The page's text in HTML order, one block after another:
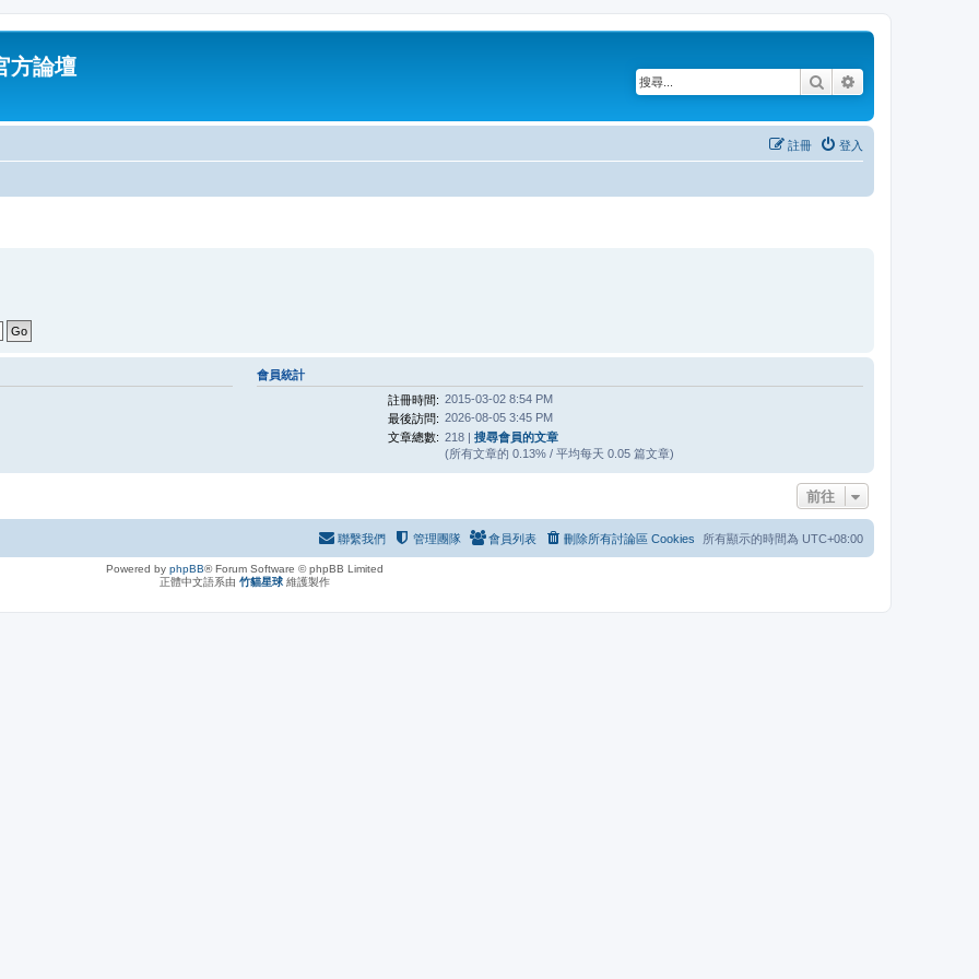
方論壇
搜尋
登入
註冊
會員統計
註冊時間: 2015-03-02 8:54 PM
最後訪問: 2026-08-05 3:45 PM
文章總數: 218 | 搜尋會員的文章
(所有文章的 0.13% / 平均每天 0.05 篇文章)
前往
所有顯示的時間為 UTC+08:00
刪除所有討論區 Cookies
會員列表
管理團隊
聯繫我們
Powered by phpBB® Forum Software © phpBB Limited
正體中文語系由 竹貓星球 維護製作